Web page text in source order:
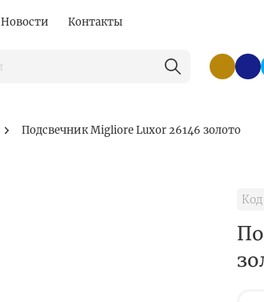
Новости Контакты
Подсвечник Migliore Luxor 26146 золото